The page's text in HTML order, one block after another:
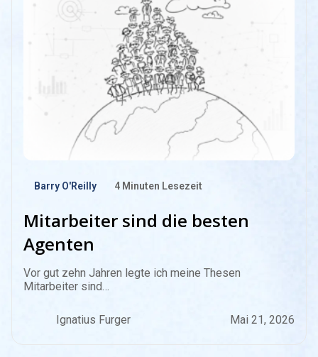
Barry O'Reilly 4 Minuten Lesezeit
Mitarbeiter sind die besten
Agenten
Vor gut zehn Jahren legte ich meine Thesen
Mitarbeiter sind…
Ignatius Furger Mai 21, 2026